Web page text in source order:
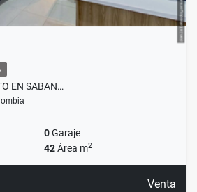
EN SABAN…
0Garaje
42Área m2
Venta